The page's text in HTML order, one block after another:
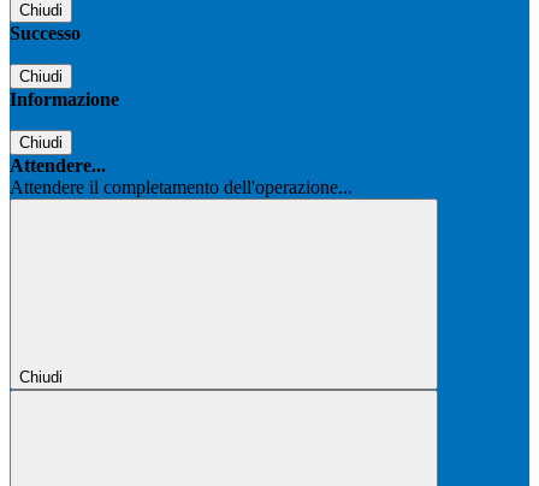
Chiudi
Successo
Chiudi
Informazione
Chiudi
Attendere...
Attendere il completamento dell'operazione...
Chiudi